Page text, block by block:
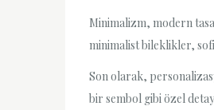
Minimalizm, modern
minimalist bileklikler,
Son olarak,
bir sembol gibi özel